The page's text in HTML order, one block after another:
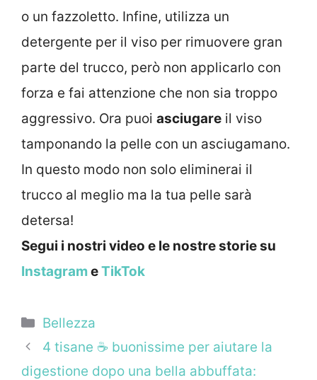
o un fazzoletto. Infine, utilizza un
detergente per il viso per rimuovere gran
parte del trucco, però non applicarlo con
forza e fai attenzione che non sia troppo
aggressivo. Ora puoi asciugare il viso
tamponando la pelle con un asciugamano.
In questo modo non solo eliminerai il
trucco al meglio ma la tua pelle sarà
detersa!
Segui i nostri video e le nostre storie su
InstagrameTikTok
Categorie
Bellezza
4 tisane ☕ buonissime per aiutare la
digestione dopo una bella abbuffata: